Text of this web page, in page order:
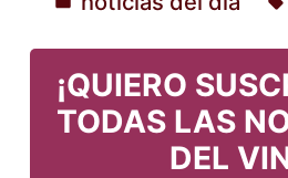
Publicado
en
¡QUIERO
TODAS LAS
DEL